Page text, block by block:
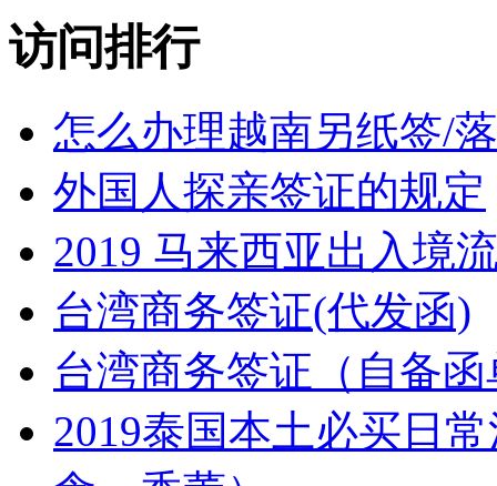
访问排行
怎么办理越南另纸签/
外国人探亲签证的规定
2019 马来西亚出入境
台湾商务签证(代发函)
台湾商务签证（自备
2019泰国本土必买日